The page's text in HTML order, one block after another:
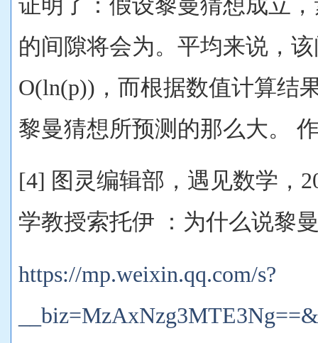
的间隙将会为。平均来说，
O(ln(p))，而根据数值计算结
黎曼猜想所预测的那么大。
[4] 图灵编辑部，遇见数学，
学教授索托伊 ：为什么说黎
https://mp.weixin.qq.com/s?